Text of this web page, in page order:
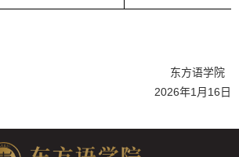
东方语学院
2026年1月 16 日